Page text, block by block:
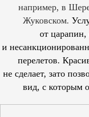
например, в
Жуковском.
от
и
перелетов.
не сделает, зато
вид, с которым